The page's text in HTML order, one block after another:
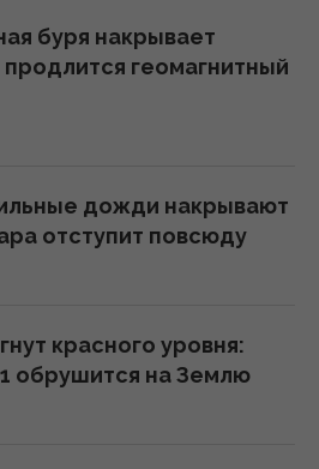
свидетельствуют, что
новых членов, - FT
на инцидент с
– опрос
боится ФСБ, которая все
под контроля, -
буря накрывает
геомагнитный
дожди накрывают
отступит повсюду
красного уровня:
обрушится на Землю